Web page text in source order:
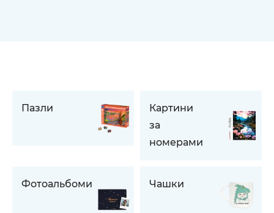
Пазли
Картини
за
номерами
Фотоальбоми Чашки